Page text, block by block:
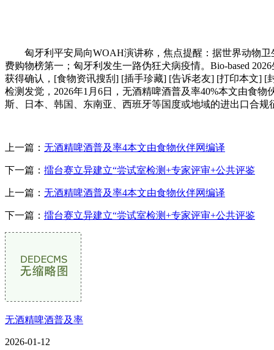
匈牙利平安局向WOAH演讲称，焦点提醒：据世界动物卫
费购物榜第一；匈牙利发生一路伪狂犬病疫情。Bio-based
获得确认，[食物资讯搜刮] [插手珍藏] [告诉老友] [打印本文] [
检测发觉，2026年1月6日，无酒精啤酒普及率40%本文由食
斯、日本、韩国、东南亚、西班牙等国度或地域的进出口合
上一篇： 无酒精啤酒普及率4本文由食物伙伴网编译
下一篇： 擂台赛立异建立“尝试室检测+专家评审+公共评鉴
上一篇： 无酒精啤酒普及率4本文由食物伙伴网编译
下一篇： 擂台赛立异建立“尝试室检测+专家评审+公共评鉴
无酒精啤酒普及率
2026-01-12